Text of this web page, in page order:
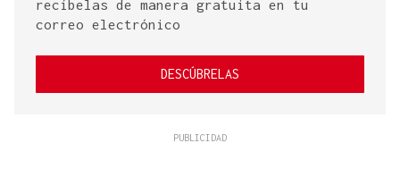
recíbelas de manera gratuita en tu
correo electrónico
DESCÚBRELAS